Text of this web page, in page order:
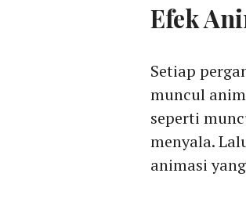
Efek
Setiap
muncul
seperti
menyala.
animasi